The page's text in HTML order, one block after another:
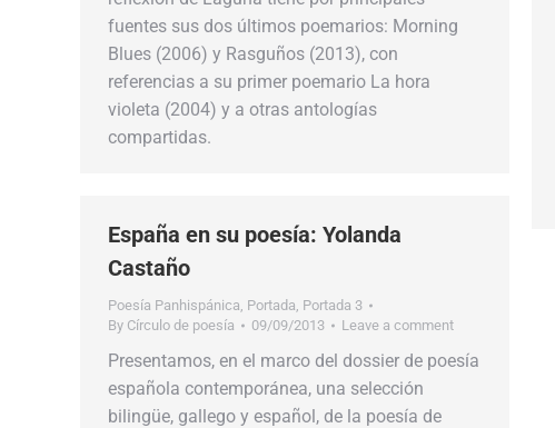
fuentes sus dos últimos poemarios: Morning
Blues (2006) y Rasguños (2013), con
referencias a su primer poemario La hora
violeta (2004) y a otras antologías
compartidas.
España en su poesía: Yolanda
Castaño
Poesía Panhispánica, Portada, Portada 3
By Círculo de poesía 09/09/2013 Leave a comment
Presentamos, en el marco del dossier de poesía
española contemporánea, una selección
bilingüe, gallego y español, de la poesía de